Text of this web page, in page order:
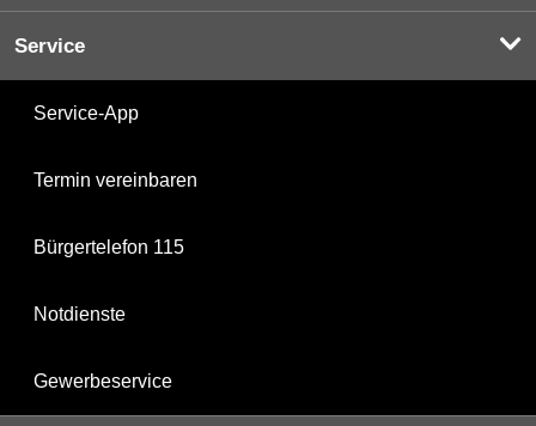
Service
Service-App
Termin vereinbaren
Bürgertelefon 115
Notdienste
Gewerbeservice